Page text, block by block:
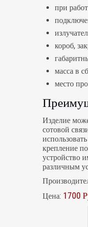
при
короб,
масса в
место
Изделие
сотовой
крепление
устройство
различным
Цена: 1700